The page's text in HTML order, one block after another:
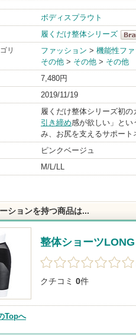
ボディスプラウト
履くだけ整体シリーズ
履
シリ
リ ファッション > 機能性フ
その他 > その他 > その他
7,480円
2019/11/19
履くだけ整体シリーズ初
引き締め感が欲しい」とい
み、お尻を支えるサポート
ピンクベージュ
M/L/LL
ションを持つ商品は...
整体ショーツLONG
クチコミ 0件
Topへ